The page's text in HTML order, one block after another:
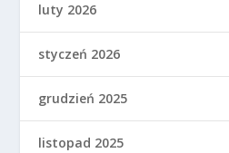
luty 2026
styczeń 2026
grudzień 2025
listopad 2025